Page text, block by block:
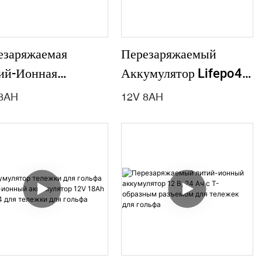
Ионная
Рыбалки
Перезаряжаемый
Аккумулятор Lifepo4
8AH 12 В Для
12V 8AH